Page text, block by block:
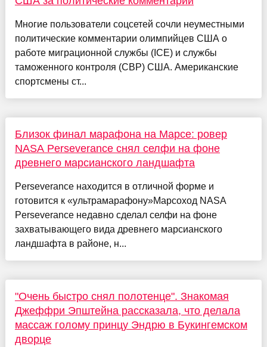
Многие пользователи соцсетей сочли неуместными
политические комментарии олимпийцев США о
работе миграционной службы (ICE) и службы
таможенного контроля (CBP) США. Американские
спортсмены ст...
Близок финал марафона на Марсе: ровер
NASA Perseverance снял селфи на фоне
древнего марсианского ландшафта
Perseverance находится в отличной форме и
готовится к «ультрамарафону»Марсоход NASA
Perseverance недавно сделал селфи на фоне
захватывающего вида древнего марсианского
ландшафта в районе, н...
"Очень быстро снял полотенце". Знакомая
Джеффри Эпштейна рассказала, что делала
массаж голому принцу Эндрю в Букингемском
дворце